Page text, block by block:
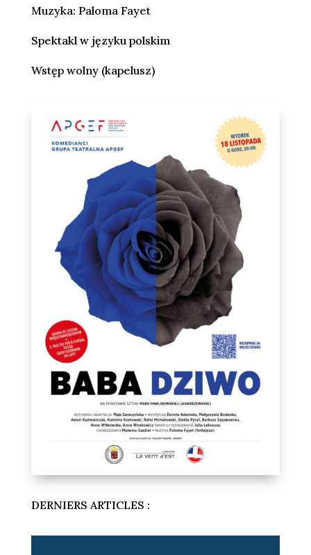
Muzyka: Paloma Fayet
Spektakl w języku polskim
Wstęp wolny (kapelusz)
DERNIERS ARTICLES :